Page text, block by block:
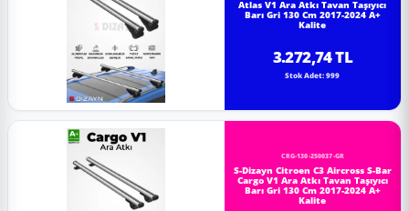
Atlas V1 Ara Atkı Tavan Taşıyıcı
Barı Gri 130 Cm 2017-2024 A+
Kalite
3.272,74 TL
Stok Adet: 999
CRG-130-250037-GR
S-Dizayn Citroen C3 Aircross S-Bar
Cargo V1 Ara Atkı Tavan Taşıyıcı
Barı Gri 130 Cm 2017-2024 A+
Kalite